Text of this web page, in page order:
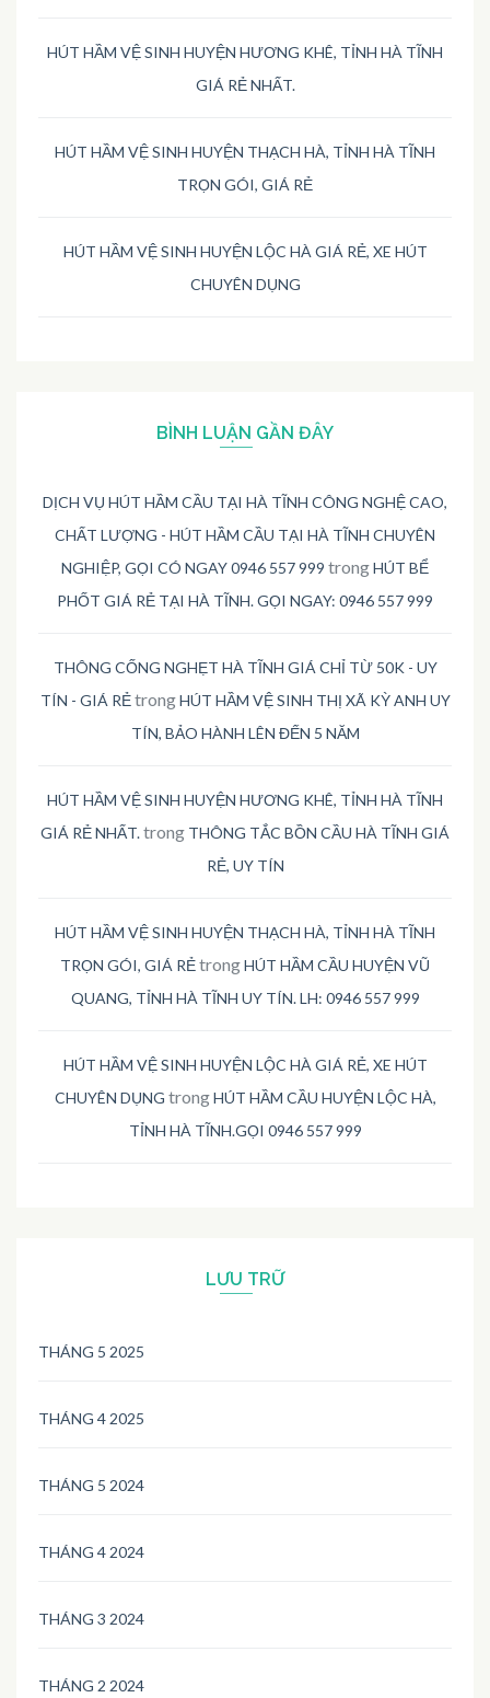
HÚT HẦM VỆ SINH HUYỆN HƯƠNG KHÊ, TỈNH HÀ TĨNH
GIÁ RẺ NHẤT.
HÚT HẦM VỆ SINH HUYỆN THẠCH HÀ, TỈNH HÀ TĨNH
TRỌN GÓI, GIÁ RẺ
HÚT HẦM VỆ SINH HUYỆN LỘC HÀ GIÁ RẺ, XE HÚT
CHUYÊN DỤNG
BÌNH LUẬN GẦN ĐÂY
DỊCH VỤ HÚT HẦM CẦU TẠI HÀ TĨNH CÔNG NGHỆ CAO,
CHẤT LƯỢNG - HÚT HẦM CẦU TẠI HÀ TĨNH CHUYÊN
NGHIỆP, GỌI CÓ NGAY 0946 557 999 trongHÚT BỂ
PHỐT GIÁ RẺ TẠI HÀ TĨNH. GỌI NGAY: 0946 557 999
THÔNG CỐNG NGHẸT HÀ TĨNH GIÁ CHỈ TỪ 50K - UY
TÍN - GIÁ RẺtrongHÚT HẦM VỆ SINH THỊ XÃ KỲ ANH UY
TÍN, BẢO HÀNH LÊN ĐẾN 5 NĂM
HÚT HẦM VỆ SINH HUYỆN HƯƠNG KHÊ, TỈNH HÀ TĨNH
GIÁ RẺ NHẤT.trong THÔNG TẮC BỒN CẦU HÀ TĨNH GIÁ
RẺ, UY TÍN
HÚT HẦM VỆ SINH HUYỆN THẠCH HÀ, TỈNH HÀ TĨNH
TRỌN GÓI, GIÁ RẺtrongHÚT HẦM CẦU HUYỆN VŨ
QUANG, TỈNH HÀ TĨNH UY TÍN. LH: 0946 557 999
HÚT HẦM VỆ SINH HUYỆN LỘC HÀ GIÁ RẺ, XE HÚT
CHUYÊN DỤNG trongHÚT HẦM CẦU HUYỆN LỘC HÀ,
TỈNH HÀ TĨNH.GỌI 0946 557 999
LƯU TRỮ
THÁNG 5 2025
THÁNG 4 2025
THÁNG 5 2024
THÁNG 4 2024
THÁNG 3 2024
THÁNG 2 2024